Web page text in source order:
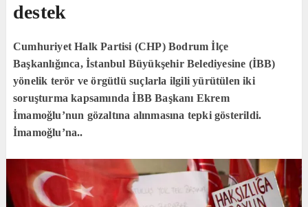
destek
Cumhuriyet Halk Partisi (CHP) Bodrum İlçe
Başkanlığınca, İstanbul Büyükşehir Belediyesine (İBB)
yönelik terör ve örgütlü suçlarla ilgili yürütülen iki
soruşturma kapsamında İBB Başkanı Ekrem
İmamoğlu’nun gözaltına alınmasına tepki gösterildi.
İmamoğlu’na..